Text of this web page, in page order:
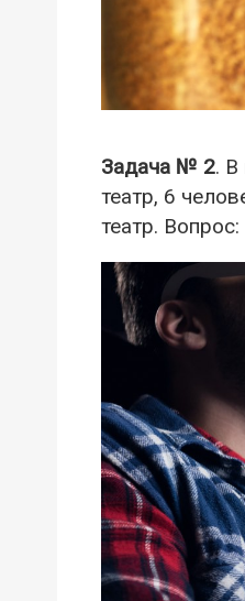
Задача № 2. В
театр, 6
театр.